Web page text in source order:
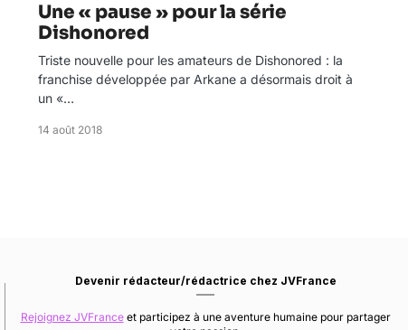
Une « pause » pour la série
Dishonored
Triste nouvelle pour les amateurs de Dishonored : la
franchise développée par Arkane a désormais droit à
un «…
14 août 2018
Devenir rédacteur/rédactrice chez JVFrance
Rejoignez JVFranceet participez à une aventure humaine pour partager